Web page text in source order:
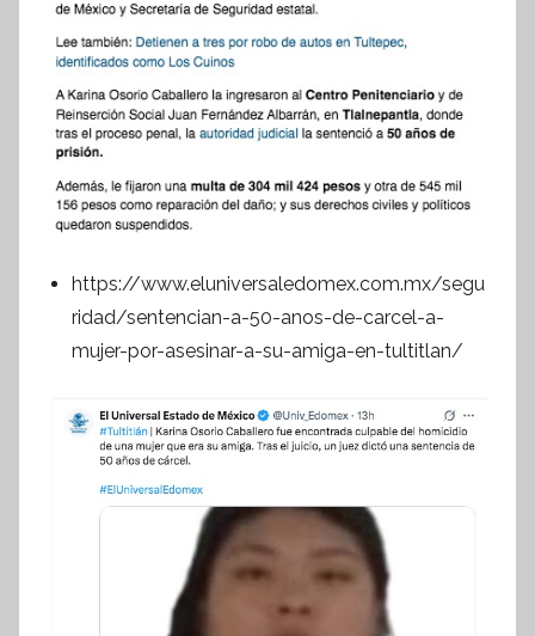
https://www.eluniversaledomex.com.mx/segu
ridad/sentencian-a-50-anos-de-carcel-a-
mujer-por-asesinar-a-su-amiga-en-tultitlan/